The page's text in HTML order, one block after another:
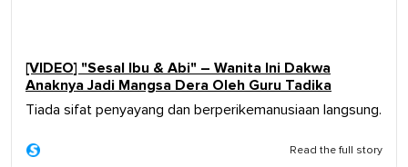
[VIDEO] "Sesal Ibu & Abi" – Wanita Ini Dakwa
Anaknya Jadi Mangsa Dera Oleh Guru Tadika
Tiada sifat penyayang dan berperikemanusiaan langsung.
Read the full story